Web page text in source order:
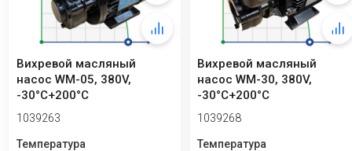
Вихревой масляный
насос WM-05, 380V,
-30°C+200°C
1039263
Температура
Вихревой масляный
насос WM-30, 380V,
-30°C+200°C
1039268
Температура